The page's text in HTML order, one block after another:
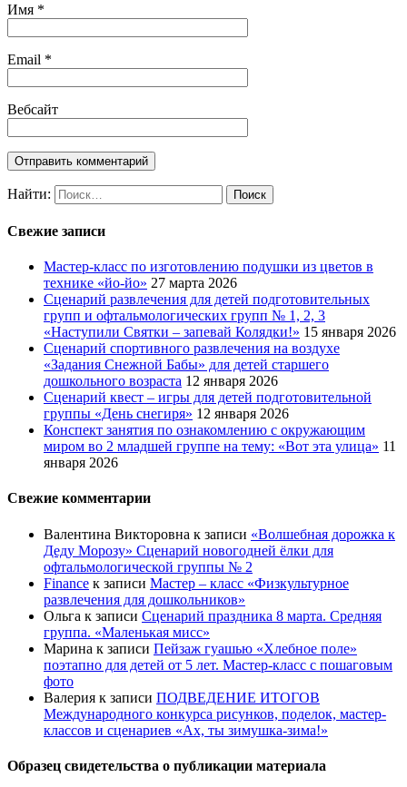
Имя *
Email *
Вебсайт
Найти:
Свежие записи
Мастер-класс по изготовлению подушки из цветов в
технике «йо-йо» 27 марта 2026
Сценарий развлечения для детей подготовительных
групп и офтальмологических групп № 1, 2, 3
«Наступили Святки – запевай Колядки!» 15 января 2026
Сценарий спортивного развлечения на воздухе
«Задания Снежной Бабы» для детей старшего
дошкольного возраста 12 января 2026
Сценарий квест – игры для детей подготовительной
группы «День снегиря» 12 января 2026
Конспект занятия по ознакомлению с окружающим
миром во 2 младшей группе на тему: «Вот эта улица» 11
января 2026
Свежие комментарии
Валентина Викторовна к записи «Волшебная дорожка к
Деду Морозу» Сценарий новогодней ёлки для
офтальмологической группы № 2
Finance к записи Мастер – класс «Физкультурное
развлечения для дошкольников»
Ольга к записи Сценарий праздника 8 марта. Средняя
группа. «Маленькая мисс»
Марина к записи Пейзаж гуашью «Хлебное поле»
поэтапно для детей от 5 лет. Мастер-класс с пошаговым
фото
Валерия к записи ПОДВЕДЕНИЕ ИТОГОВ
Международного конкурса рисунков, поделок, мастер-
классов и сценариев «Ах, ты зимушка-зима!»
Образец свидетельства о публикации материала